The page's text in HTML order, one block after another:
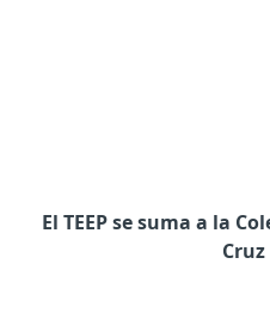
El TEEP se suma a la